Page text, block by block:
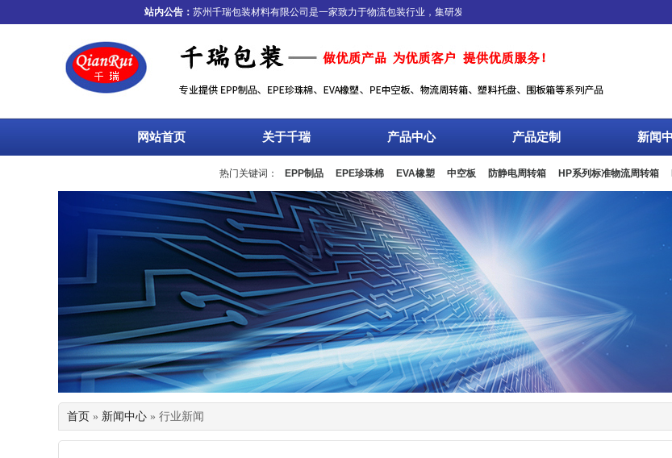
站内公告：苏州千瑞包装材料有限公司是一家致力于物流包装行业，集研发、生产、销售、服务于一体，专业设计、生产、
网站首页 关于千瑞 产品中心 产品定制 新闻
热门关键词： EPP制品 EPE珍珠棉 EVA橡塑 中空板 防静电周转箱 HP系列标准物流周转箱
流箱 周转箱 塑料托盘 围板箱 复合包装
首页 » 新闻中心 » 行业新闻